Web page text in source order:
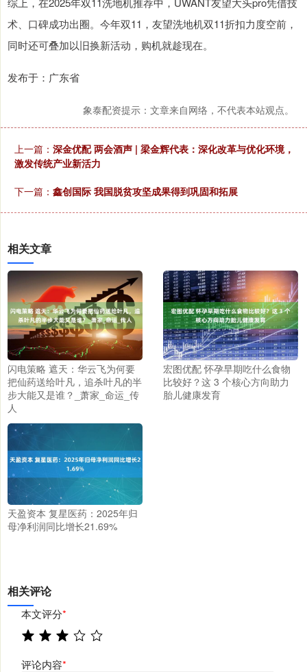
术、口碑成功出圈。今年双11，友望洗地机双11折扣力度空前，
同时还可叠加以旧换新活动，购机就趁现在。
发布于：广东省
象泰配资提示：文章来自网络，不代表本站观点。
上一篇： 深金优配 两会酒声 | 梁金辉代表：深化改革与优化环境，
激发传统产业新活力
下一篇： 鑫创国际 我国脱贫攻坚成果得到巩固和拓展
相关文章
闪电策略 遮天：华云飞为何要
把仙药送给叶凡，追杀叶凡的半
步大能又是谁？_萧家_命运_传
人
宏图优配 怀孕早期吃什么食物
比较好？这 3 个核心方向助力
胎儿健康发育
天盈资本 复星医药：2025年归
母净利润同比增长21.69%
相关评论
本文评分*
评论内容*